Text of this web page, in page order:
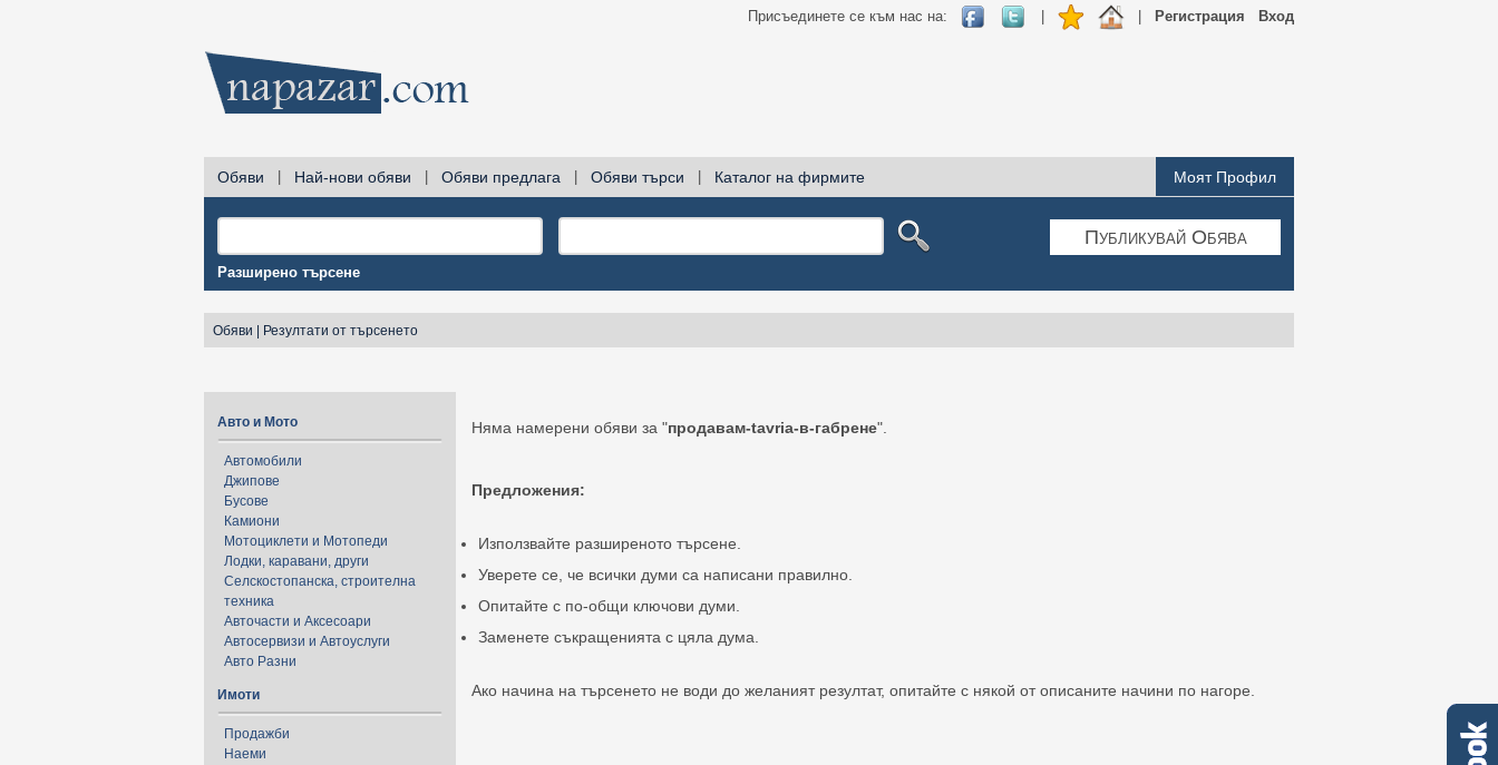
Вход
Регистрация
Присъединете се към нас на:
Обяви Най-нови обяви Обяви предлага Обяви търси Каталог на фирмите Моят Профил
Публикувай Обява
Разширено търсене
Обяви Резултати от търсенето
Авто и Мото
Автомобили
Джипове
Бусове
Камиони
Мотоциклети и Мотопеди
Лодки, каравани, други
Селскостопанска, строителна
техника
Авточасти и Аксесоари
Автосервизи и Автоуслуги
Авто Разни
Имоти
Продажби
Наеми
Няма намерени обяви за "продавам-tavria-в-габрене".
Предложения:
Използвайте разширеното търсене.
Уверете се, че всички думи са написани правилно.
Опитайте с по-общи ключови думи.
Заменете съкращенията с цяла дума.
Ако начина на търсенето не води до желаният резултат, опитайте с някой от описаните начини по нагоре.